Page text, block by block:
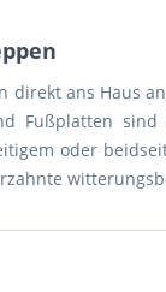
direkt ans Haus
Fußplatten
oder